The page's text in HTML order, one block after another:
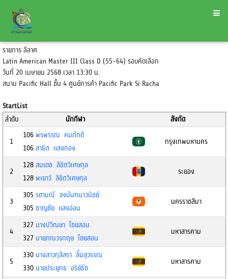
รายการ ลีลาศ
Latin American Master III Class D (55-64) รอบคัดเลือก
วันที่ 20 เมษายน 2568 เวลา 13:30 น.
สนาม Pacific Hall ชั้น 4 ศูนย์การค้า Pacific Park Si Racha
StartList
ลำดับ
นักกีฬา สังกัด
1
106 พรพรรณ คมภักดี
106 สาธิต แสงทอง
กรุงเทพมหานคร
2
128 สมเดช ลิขิตวิเศษกุล
128 พเยาว์ ลิขิตวิเศษกุล
ระยอง
3
305 รดามณี จงนันทนาวนิชย์
305 ชาญชัย แสงอ่อน
นครราชสีมา
4
327 นางปวิณษา ไชยสอน
327 นายภณวรกฤษ ไชยสอน
มหาสารคาม
5
330 นางสาวกุลิสรา ลิ้มสุวรรณ
330 นายประยุทธ อริย์ธัช
มหาสารคาม